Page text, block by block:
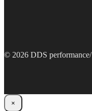
© 2026 DDS performance/
×